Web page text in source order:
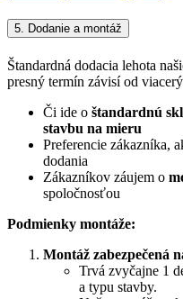
5. Dodanie a montáž
Štandardná dodacia lehota
presný termín závisí od
Či ide o štandardnú
stavbu na mieru
Preferencie zákazníka,
dodania
Zákazníkov záujem o
spoločnosťou
Podmienky montáže:
Montáž zabezpečená
Trvá zvyčajne 1
a typu stavby.